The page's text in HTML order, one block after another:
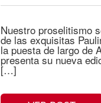
Nuestro proselitismo
de las exquisitas
la puesta de largo de
presenta su nueva
[…]